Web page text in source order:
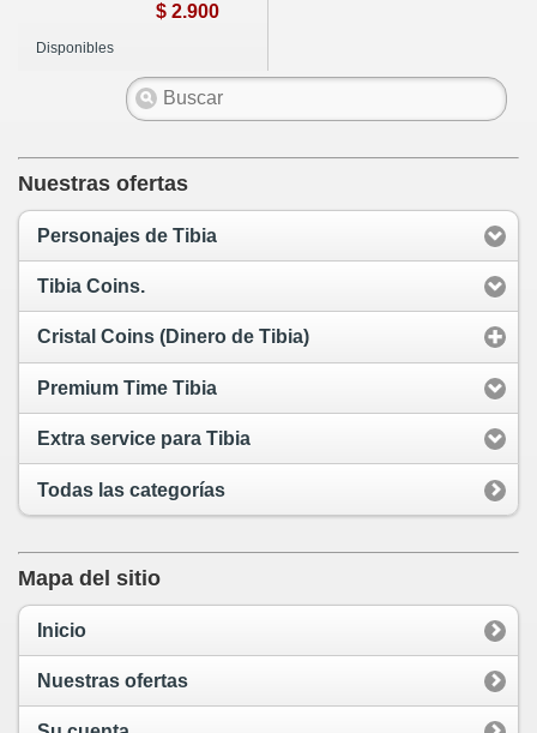
$ 2.900
Disponibles
Nuestras ofertas
Personajes de Tibia
Tibia Coins.
Cristal Coins (Dinero de Tibia)
Premium Time Tibia
Extra service para Tibia
Todas las categorías
Mapa del sitio
Inicio
Nuestras ofertas